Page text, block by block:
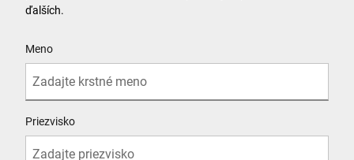
ďalších.
Meno
Priezvisko